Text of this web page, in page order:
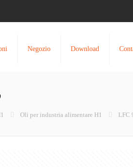
Negozio Download
Oli per industria alimentare H1 LFC